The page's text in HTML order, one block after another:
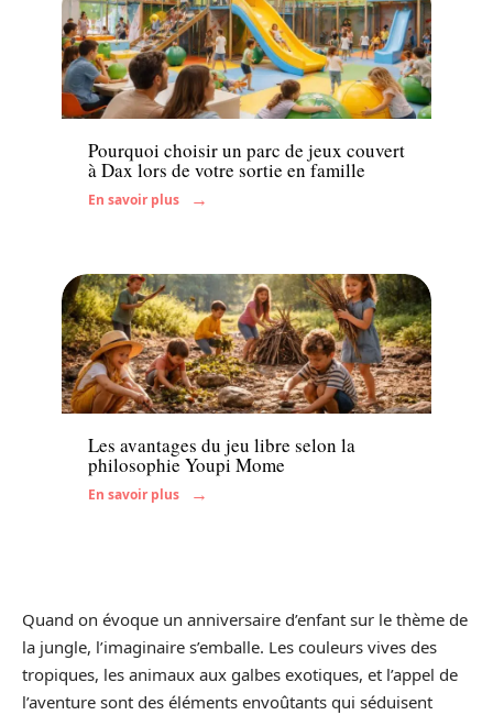
Famille
Pourquoi choisir un parc de jeux couvert
à Dax lors de votre sortie en famille
En savoir plus
Famille
Les avantages du jeu libre selon la
philosophie Youpi Mome
En savoir plus
Quand on évoque un anniversaire d’enfant sur le thème de
la jungle, l’imaginaire s’emballe. Les couleurs vives des
tropiques, les animaux aux galbes exotiques, et l’appel de
l’aventure sont des éléments envoûtants qui séduisent